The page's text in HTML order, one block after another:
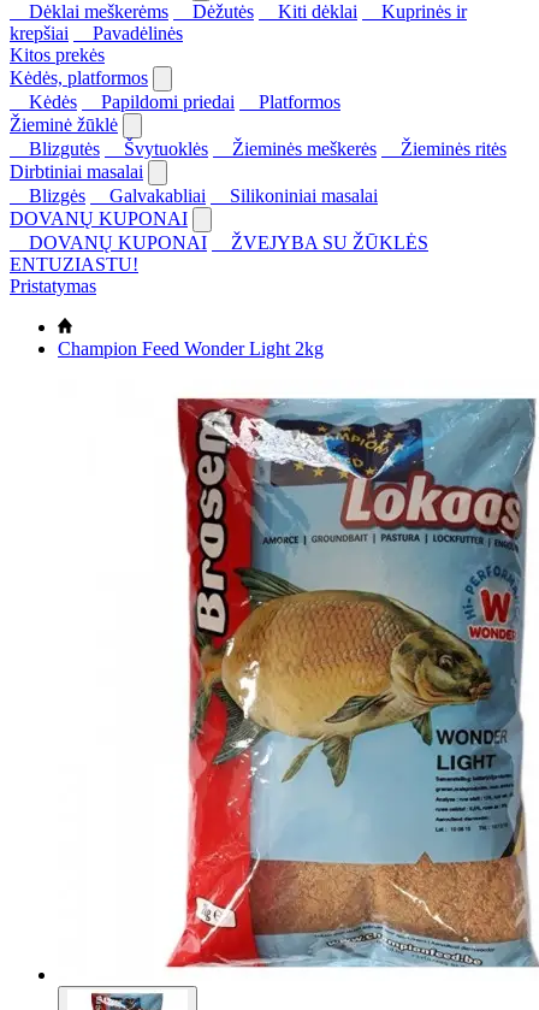
Dėklai meškerėms
Dėžutės Kiti dėklai
Kuprinės ir
krepšiai
Pavadėlinės
Kitos prekės
Kėdės, platformos
Kėdės
Papildomi priedai
Platformos
Žieminė žūklė
Blizgutės
Švytuoklės Žieminės meškerės
Žieminės ritės
Dirbtiniai masalai
Blizgės
Galvakabliai
Silikoniniai masalai
DOVANŲ KUPONAI
DOVANŲ KUPONAI
ŽVEJYBA SU ŽŪKLĖS
ENTUZIASTU!
Pristatymas
Champion Feed Wonder Light 2kg